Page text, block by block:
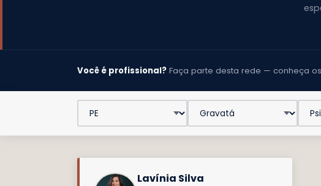
Você é profissional? Faça parte desta rede — conheça
Lavínia Silva